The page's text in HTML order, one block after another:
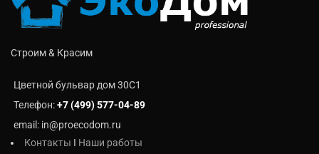
Строим & Красим
Цветной бульвар дом 30C1
Телефон:+7 (499) 577-04-89
email: in@proecodom.ru
Контакты I Наши работы